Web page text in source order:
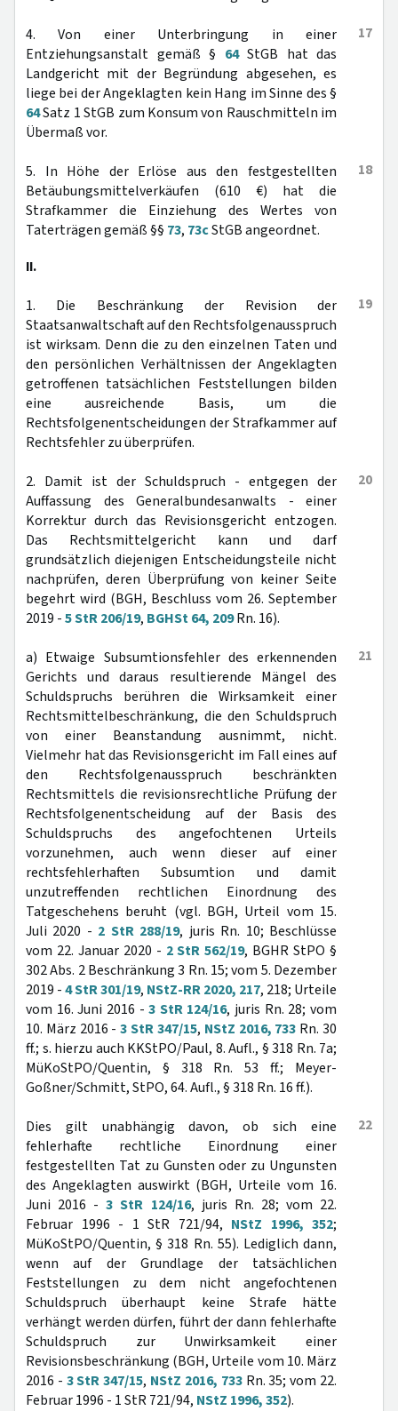
17
4. Von einer Unterbringung in einer
Entziehungsanstalt gemäß § 64StGB hat das
Landgericht mit der Begründung abgesehen, es
liege bei der Angeklagten kein Hang im Sinne des §
64Satz 1 StGB zum Konsum von Rauschmitteln im
Übermaß vor.
18
5. In Höhe der Erlöse aus den festgestellten
Betäubungsmittelverkäufen (610 €) hat die
Strafkammer die Einziehung des Wertes von
Taterträgen gemäß §§ 73, 73cStGB angeordnet.
II.
19
1. Die Beschränkung der Revision der
Staatsanwaltschaft auf den Rechtsfolgenausspruch
ist wirksam. Denn die zu den einzelnen Taten und
den persönlichen Verhältnissen der Angeklagten
getroffenen tatsächlichen Feststellungen bilden
eine ausreichende Basis, um die
Rechtsfolgenentscheidungen der Strafkammer auf
Rechtsfehler zu überprüfen.
20
2. Damit ist der Schuldspruch - entgegen der
Auffassung des Generalbundesanwalts - einer
Korrektur durch das Revisionsgericht entzogen.
Das Rechtsmittelgericht kann und darf
grundsätzlich diejenigen Entscheidungsteile nicht
nachprüfen, deren Überprüfung von keiner Seite
begehrt wird (BGH, Beschluss vom 26. September
2019 -5 StR 206/19, BGHSt 64, 209Rn. 16).
21
a) Etwaige Subsumtionsfehler des erkennenden
Gerichts und daraus resultierende Mängel des
Schuldspruchs berühren die Wirksamkeit einer
Rechtsmittelbeschränkung, die den Schuldspruch
von einer Beanstandung ausnimmt, nicht.
Vielmehr hat das Revisionsgericht im Fall eines auf
den Rechtsfolgenausspruch beschränkten
Rechtsmittels die revisionsrechtliche Prüfung der
Rechtsfolgenentscheidung auf der Basis des
Schuldspruchs des angefochtenen Urteils
vorzunehmen, auch wenn dieser auf einer
rechtsfehlerhaften Subsumtion und damit
unzutreffenden rechtlichen Einordnung des
Tatgeschehens beruht (vgl. BGH, Urteil vom 15.
Juli 2020 - 2 StR 288/19, juris Rn. 10; Beschlüsse
vom 22. Januar 2020 - 2 StR 562/19, BGHR StPO §
302 Abs. 2 Beschränkung 3 Rn. 15; vom 5. Dezember
2019 -4 StR 301/19, NStZ-RR 2020, 217, 218; Urteile
vom 16. Juni 2016 -3 StR 124/16, juris Rn. 28; vom
10. März 2016 -3 StR 347/15, NStZ 2016, 733 Rn. 30
ff.; s. hierzu auch KKStPO/Paul, 8. Aufl., § 318 Rn. 7a;
MüKoStPO/Quentin, § 318 Rn. 53 ff.; Meyer-
Goßner/Schmitt, StPO, 64. Aufl., § 318 Rn. 16 ff.).
22
Dies gilt unabhängig davon, ob sich eine
fehlerhafte rechtliche Einordnung einer
festgestellten Tat zu Gunsten oder zu Ungunsten
des Angeklagten auswirkt (BGH, Urteile vom 16.
Juni 2016 -3 StR 124/16, juris Rn. 28; vom 22.
Februar 1996 - 1 StR 721/94, NStZ 1996, 352;
MüKoStPO/Quentin, § 318 Rn. 55). Lediglich dann,
wenn auf der Grundlage der tatsächlichen
Feststellungen zu dem nicht angefochtenen
Schuldspruch überhaupt keine Strafe hätte
verhängt werden dürfen, führt der dann fehlerhafte
Schuldspruch zur Unwirksamkeit einer
Revisionsbeschränkung (BGH, Urteile vom 10. März
2016 - 3 StR 347/15, NStZ 2016, 733Rn. 35; vom 22.
Februar 1996 - 1 StR 721/94, NStZ 1996, 352).